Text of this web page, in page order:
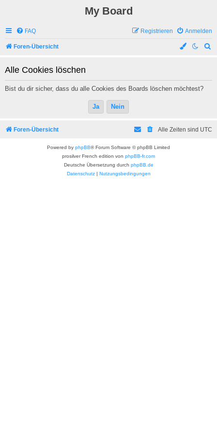
My Board
FAQ Anmelden
Registrieren
Foren-Übersicht
Alle Cookies löschen
Bist du dir sicher, dass du alle Cookies des Boards löschen möchtest?
Foren-Übersicht Alle Zeiten sind UTC
Powered by phpBB® Forum Software © phpBB Limited
prosilver French edition von phpBB-fr.com
Deutsche Übersetzung durch phpBB.de
Datenschutz| Nutzungsbedingungen